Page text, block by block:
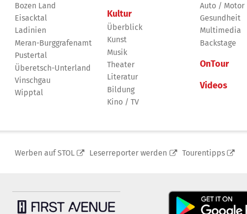
Bozen Land
Eisacktal
Ladinien
Meran-Burggrafenamt
Pustertal
Überetsch-Unterland
Vinschgau
Wipptal
Kultur
Überblick
Kunst
Musik
Theater
Literatur
Bildung
Kino / TV
Auto / Motor
Gesundheit
Multimedia
Backstage
OnTour
Videos
Werben auf STOL Leserreporter werden Tourentipps